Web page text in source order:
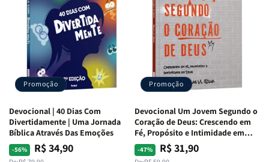
Isabelle
S.
Alves
Isabelle
S.
Alves
Bíblia
Equipe
Teológica
Penkal
Bíblia
|
Equipe
Teológica
Penkal
Promoção
Devocional | 40 Dias Com
Divertidamente | Uma Jornada
Bíblica Através Das Emoções
-56%
Preço
PreçoR$ 34,90
Promoção
Devocional Um Jovem Segundo o
Coração de Deus: Crescendo em
Fé, Propósito e Intimidade em
Deus
-47%
Preço
PreçoR$ 31,90